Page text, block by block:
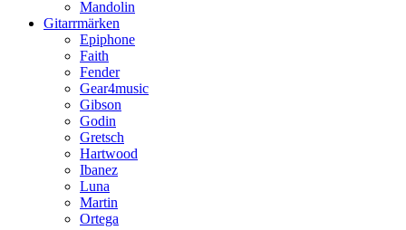
Mandolin
Gitarrmärken
Epiphone
Faith
Fender
Gear4music
Gibson
Godin
Gretsch
Hartwood
Ibanez
Luna
Martin
Ortega